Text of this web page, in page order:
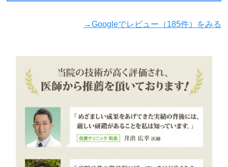
→Googleでレビュー（185件）をみる